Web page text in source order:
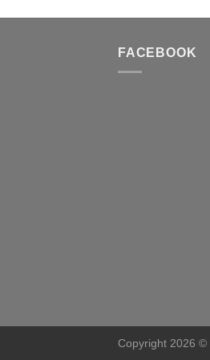
FACEBOOK
Copyright 2026 ©